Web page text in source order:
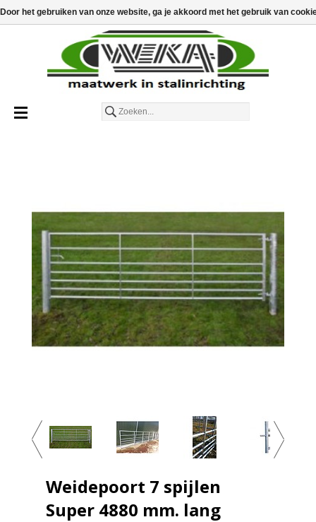
€0,00
€
Weidepoort 7 spijlen
Super 4880 mm. lang
Toevoegen aan winkelwagen
Door het gebruiken van onze website, ga je akkoord met het gebruik van